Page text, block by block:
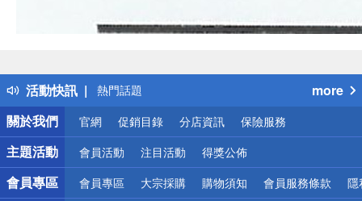
活動快訊
偏遠地區配送
得獎公告
熱門話題
銀行優惠
偏遠地區配送
詐騙網頁！請小心！
more
關於我們
官網 促銷目錄 分店資訊 保險服務
主題活動 會員活動 注目活動 得獎公佈
會員專區 會員專區 大宗採購 購物須知 會員服務條款 隱